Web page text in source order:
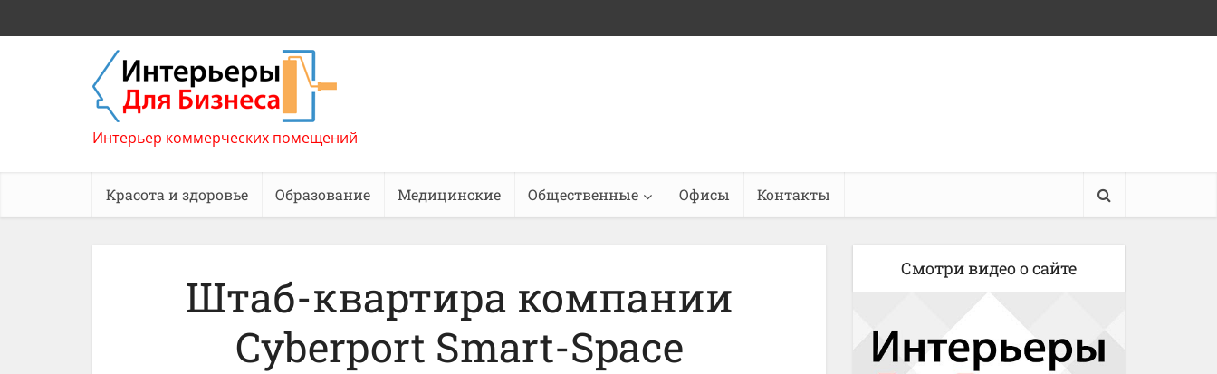
Интерьер коммерческих помещений
Красота и здоровье Образование Медицинские Общественные Офисы Контакты
Штаб-квартира компании
Cyberport Smart-Space
Смотри видео о сайте